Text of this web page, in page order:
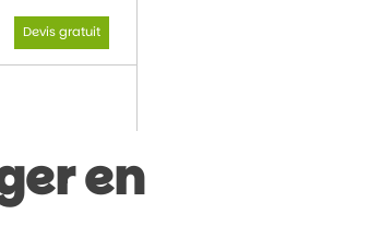
Devis gratuit
en